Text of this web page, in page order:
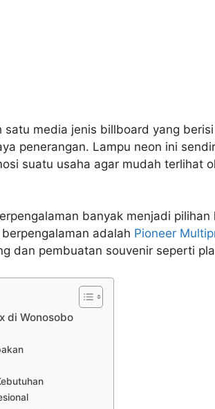
media jenis billboard yang
penerangan. Lampu neon ini
suatu usaha agar mudah terlihat
banyak menjadi pilihan
adalah Pioneer
dan pembuatan souvenir seperti
di Wonosobo